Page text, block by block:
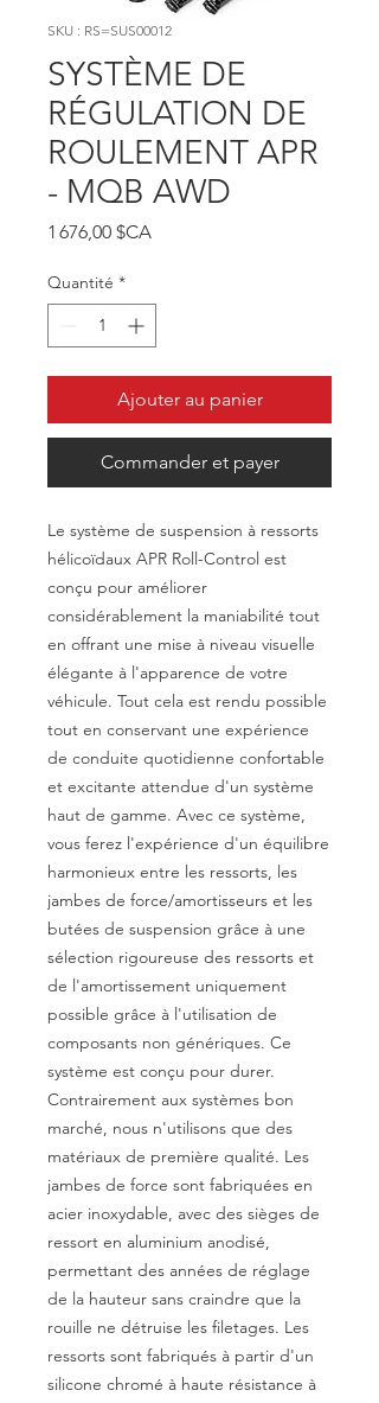
SKU : RS=SUS00012
SYSTÈME DE
RÉGULATION DE
ROULEMENT APR
- MQB AWD
1 676,00 $CAPrix
Quantité *
Ajouter au panier
Commander et payer
Le système de suspension à ressorts
hélicoïdaux APR Roll-Control est
conçu pour améliorer
considérablement la maniabilité tout
en offrant une mise à niveau visuelle
élégante à l'apparence de votre
véhicule. Tout cela est rendu possible
tout en conservant une expérience
de conduite quotidienne confortable
et excitante attendue d'un système
haut de gamme. Avec ce système,
vous ferez l'expérience d'un équilibre
harmonieux entre les ressorts, les
jambes de force/amortisseurs et les
butées de suspension grâce à une
sélection rigoureuse des ressorts et
de l'amortissement uniquement
possible grâce à l'utilisation de
composants non génériques. Ce
système est conçu pour durer.
Contrairement aux systèmes bon
marché, nous n'utilisons que des
matériaux de première qualité. Les
jambes de force sont fabriquées en
acier inoxydable, avec des sièges de
ressort en aluminium anodisé,
permettant des années de réglage
de la hauteur sans craindre que la
rouille ne détruise les filetages. Les
ressorts sont fabriqués à partir d'un
silicone chromé à haute résistance à